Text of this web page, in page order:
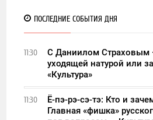
ПОСЛЕДНИЕ СОБЫТИЯ ДНЯ
11:30
С Даниилом Страховым
уходящей натурой или
«Культура»
11:30
Ё-пэ-рэ-сэ-тэ: Кто и
Главная «фишка»